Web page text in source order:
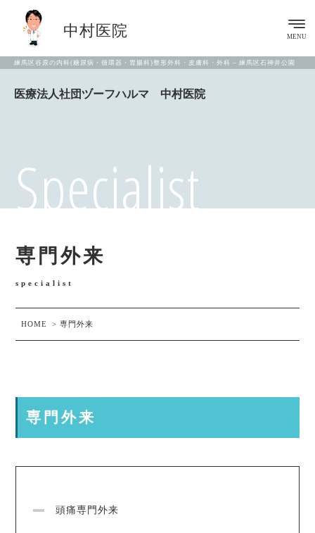
練馬区谷原の内科(糖尿病・循環器・胃腸科)整形外科・皮膚科・外科 – 練馬区石神井公園
中村医院 MENU
Specialist
医療法人社団ヅーフハルマ 中村医院
専門外来
specialist
HOME >専門外来
専門外来
頭痛専門外来